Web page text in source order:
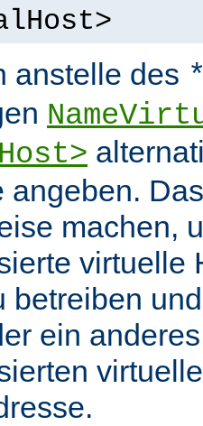
anstelle des
angeben.
machen,
virtuelle
betreiben
ein